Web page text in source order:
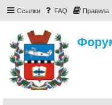
Ссылки FAQ Правила